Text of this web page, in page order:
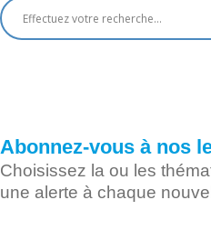
Abonnez-vous à nos
Choisissez la ou les
une alerte à chaque